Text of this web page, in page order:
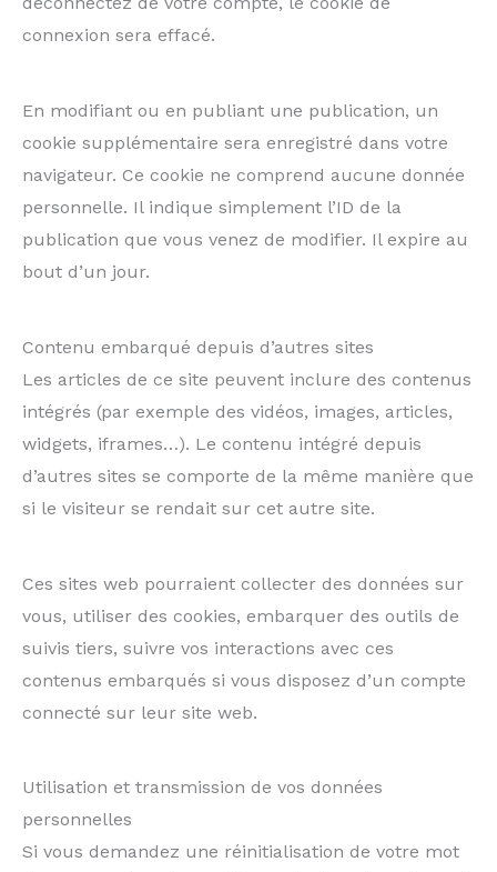
connexion sera effacé.
En modifiant ou en publiant une publication, un
cookie supplémentaire sera enregistré dans votre
navigateur. Ce cookie ne comprend aucune donnée
personnelle. Il indique simplement l’ID de la
publication que vous venez de modifier. Il expire au
bout d’un jour.
Contenu embarqué depuis d’autres sites
Les articles de ce site peuvent inclure des contenus
intégrés (par exemple des vidéos, images, articles,
widgets, iframes…). Le contenu intégré depuis
d’autres sites se comporte de la même manière que
si le visiteur se rendait sur cet autre site.
Ces sites web pourraient collecter des données sur
vous, utiliser des cookies, embarquer des outils de
suivis tiers, suivre vos interactions avec ces
contenus embarqués si vous disposez d’un compte
connecté sur leur site web.
Utilisation et transmission de vos données
personnelles
Si vous demandez une réinitialisation de votre mot